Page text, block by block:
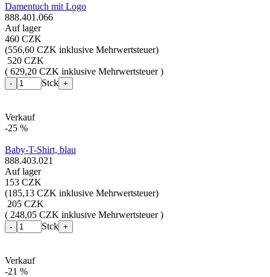
Damentuch mit Logo
888.401.066
Auf lager
460 CZK
(556,60 CZK inklusive Mehrwertsteuer)
520 CZK
( 629,20 CZK inklusive Mehrwertsteuer )
- Stck +
Verkauf
-25 %
Baby-T-Shirt, blau
888.403.021
Auf lager
153 CZK
(185,13 CZK inklusive Mehrwertsteuer)
205 CZK
( 248,05 CZK inklusive Mehrwertsteuer )
- Stck +
Verkauf
-21 %